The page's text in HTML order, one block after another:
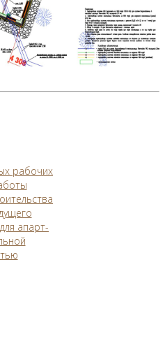
рабочих
апарт-